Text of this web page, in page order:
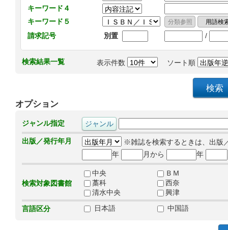
キーワード４
キーワード５
請求記号
別置 /
検索結果一覧 表示件数 ソート順
オプション
ジャンル指定
出版／発行年月
※雑誌を検索するときは、出版
年
月から 年
検索対象図書館
中央
ＢＭ
藁科
西奈
清水中央
興津
言語区分
日本語 中国語